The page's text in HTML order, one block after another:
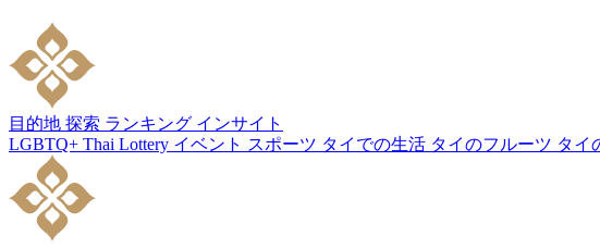
目的地 探索 ランキング インサイト
LGBTQ+ Thai Lottery イベント スポーツ タイでの生活 タイのフルーツ タイ